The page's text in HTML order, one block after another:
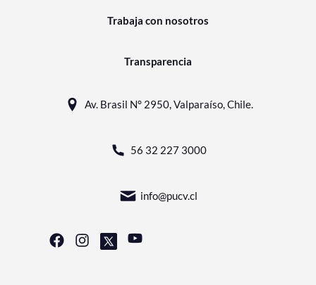
Trabaja con nosotros
Transparencia
Av. Brasil N° 2950, Valparaíso, Chile.
56 32 227 3000
info@pucv.cl